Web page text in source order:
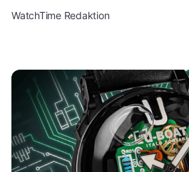
WatchTime Redaktion